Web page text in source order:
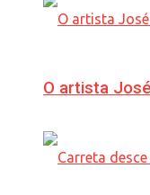
O artista